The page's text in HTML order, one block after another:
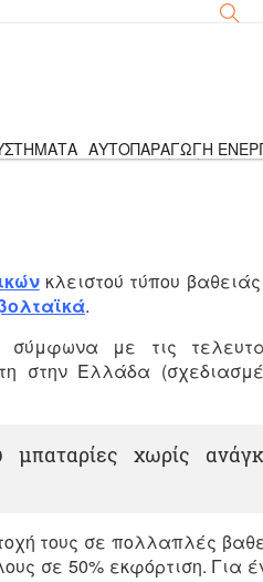
ΑΥΤΟΠΑΡΑΓΩΓΉ
› Υλικά για αυτόνομα
κλειστού τύπου
.
σύμφωνα με τις
στην Ελλάδα
χωρίς
τους σε πολλαπλές
σε 50% εκφόρτιση. Για